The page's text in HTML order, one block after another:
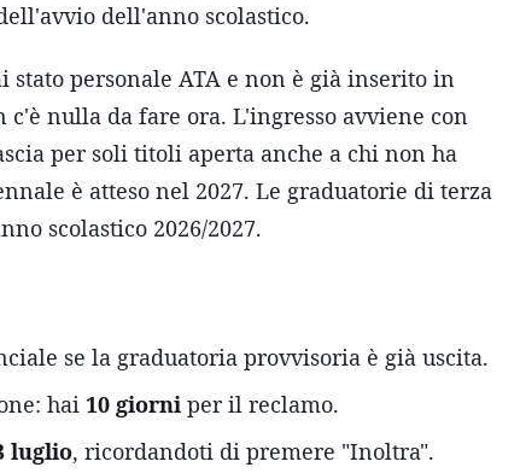
dell'anno scolastico.
stato personale ATA e non è già inserito in
nulla da fare ora. L'ingresso avviene con
per soli titoli aperta anche a chi non ha
è atteso nel 2027. Le graduatorie di terza
scolastico 2026/2027.
se la graduatoria provvisoria è già uscita.
hai 10 giorni per il reclamo.
luglio, ricordandoti di premere "Inoltra".